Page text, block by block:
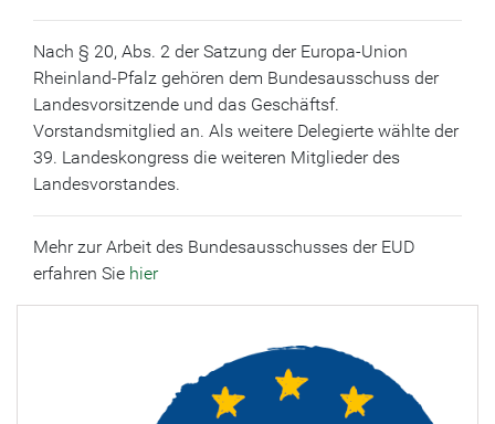
Nach § 20, Abs. 2 der Satzung der Europa-Union
Rheinland-Pfalz gehören dem Bundesausschuss der
Landesvorsitzende und das Geschäftsf.
Vorstandsmitglied an. Als weitere Delegierte wählte der
39. Landeskongress die weiteren Mitglieder des
Landesvorstandes.
Mehr zur Arbeit des Bundesausschusses der EUD
erfahren Sie hier